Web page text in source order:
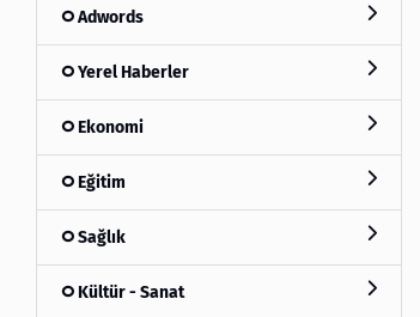
Adwords
Yerel Haberler
Ekonomi
Eğitim
Sağlık
Kültür - Sanat